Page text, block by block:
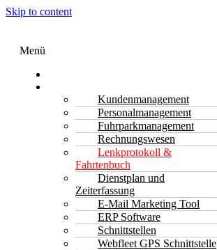
Skip to content
Menü
Kundenmanagement
Personalmanagement
Fuhrparkmanagement
Rechnungswesen
Lenkprotokoll &
Fahrtenbuch
Dienstplan und
Zeiterfassung
E-Mail Marketing Tool
ERP Software
Schnittstellen
Webfleet GPS Schnittstelle